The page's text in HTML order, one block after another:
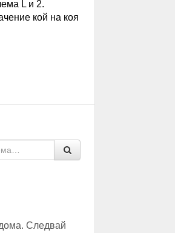
L и 2.
кой на коя
Следвай